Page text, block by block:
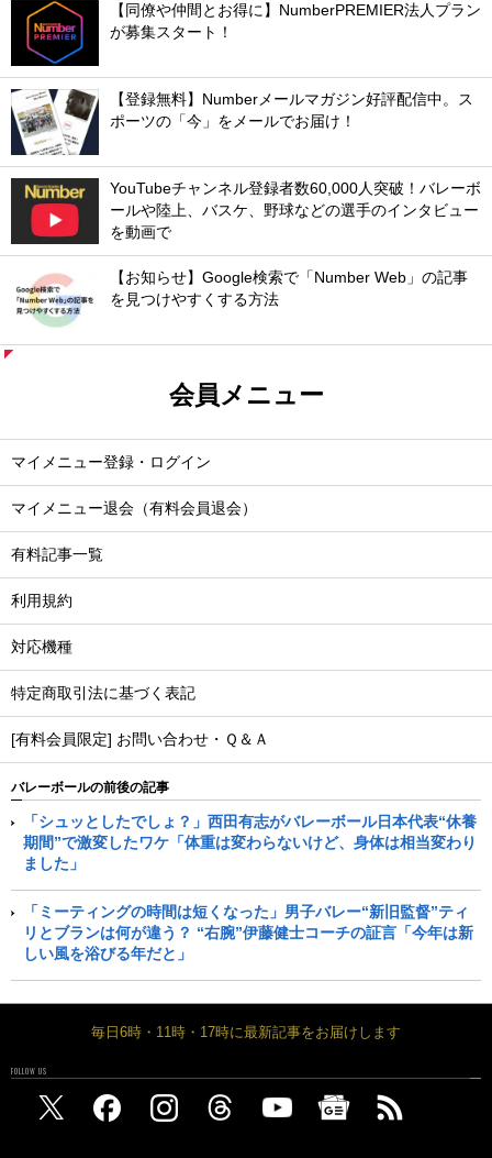
【同僚や仲間とお得に】NumberPREMIER法人プラン
が募集スタート！
【登録無料】Numberメールマガジン好評配信中。ス
ポーツの「今」をメールでお届け！
YouTubeチャンネル登録者数60,000人突破！バレーボ
ールや陸上、バスケ、野球などの選手のインタビュー
を動画で
【お知らせ】Google検索で「Number Web」の記事
を見つけやすくする方法
会員メニュー
マイメニュー登録・ログイン
マイメニュー退会（有料会員退会）
有料記事一覧
利用規約
対応機種
特定商取引法に基づく表記
[有料会員限定] お問い合わせ・Ｑ＆Ａ
バレーボールの前後の記事
「シュッとしたでしょ？」西田有志がバレーボール日本代表“休養
期間”で激変したワケ「体重は変わらないけど、身体は相当変わり
ました」
「ミーティングの時間は短くなった」男子バレー“新旧監督”ティ
リとブランは何が違う？ “右腕”伊藤健士コーチの証言「今年は新
しい風を浴びる年だと」
毎日6時・11時・17時に最新記事をお届けします
FOLLOW US